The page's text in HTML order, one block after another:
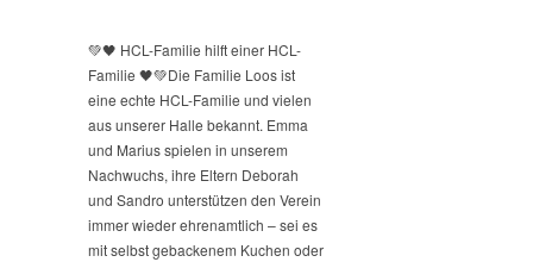
💚🖤 HCL-Familie hilft einer HCL-
Familie 🖤💚Die Familie Loos ist
eine echte HCL-Familie und vielen
aus unserer Halle bekannt. Emma
und Marius spielen in unserem
Nachwuchs, ihre Eltern Deborah
und Sandro unterstützen den Verein
immer wieder ehrenamtlich – sei es
mit selbst gebackenem Kuchen oder